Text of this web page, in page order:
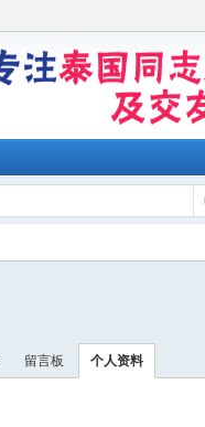
留言板 个人资料